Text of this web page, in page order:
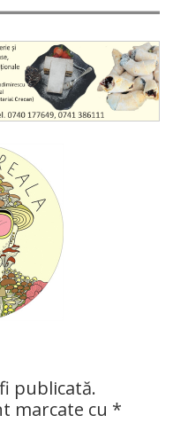
publicată.
marcate cu *